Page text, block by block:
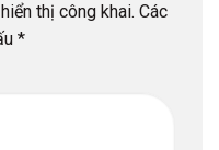
thị công khai. Các
*